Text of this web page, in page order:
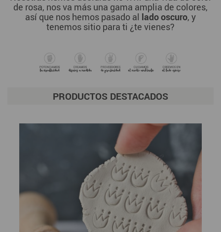
de rosa, nos va más una gama amplia de colores,
así que nos hemos pasado al lado oscuro, y
tenemos sitio para ti ¿te vienes?
PRODUCTOS DESTACADOS